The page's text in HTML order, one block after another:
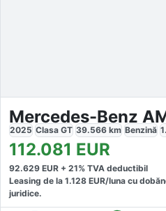
2025 Clasa GT 39.566 km Benzină
112.081 EUR
92.629 EUR + 21% TVA deductibil
Leasing de la 1.128 EUR/luna cu
juridice.